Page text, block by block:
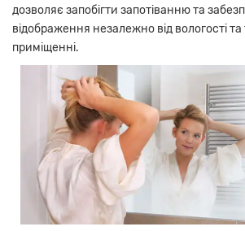
дозволяє запобігти запотіванню та
відображення незалежно від вологості
приміщенні.